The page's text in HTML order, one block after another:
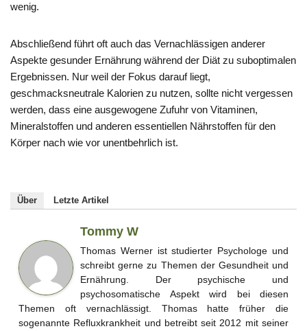
wenig.
Abschließend führt oft auch das Vernachlässigen anderer
Aspekte gesunder Ernährung während der Diät zu suboptimalen
Ergebnissen. Nur weil der Fokus darauf liegt,
geschmacksneutrale Kalorien zu nutzen, sollte nicht vergessen
werden, dass eine ausgewogene Zufuhr von Vitaminen,
Mineralstoffen und anderen essentiellen Nährstoffen für den
Körper nach wie vor unentbehrlich ist.
Über Letzte Artikel
Tommy W
Thomas Werner ist studierter Psychologe und
schreibt gerne zu Themen der Gesundheit und
Ernährung. Der psychische und
psychosomatische Aspekt wird bei diesen
Themen oft vernachlässigt. Thomas hatte früher die
sogenannte Refluxkrankheit und betreibt seit 2012 mit seiner